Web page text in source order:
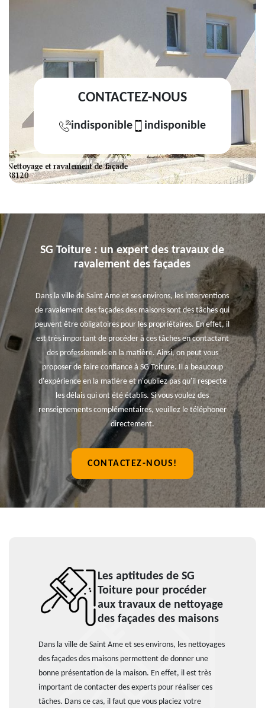
CONTACTEZ-NOUS
indisponible indisponible
SG Toiture : un expert des travaux de
ravalement des façades
Dans la ville de Saint Ame et ses environs, les interventions
de ravalement des façades des maisons sont des tâches qui
peuvent être obligatoires pour les propriétaires. En effet, il
est très important de procéder à ces tâches en contactant
des professionnels en la matière. Ainsi, on peut vous
proposer de faire confiance à SG Toiture. Il a beaucoup
d'expérience en la matière et n'oubliez pas qu'il respecte
les délais qui ont été établis. Si vous voulez des
renseignements complémentaires, veuillez le téléphoner
directement.
CONTACTEZ-NOUS!
Les aptitudes de SG
Toiture pour procéder
aux travaux de nettoyage
des façades des maisons
Dans la ville de Saint Ame et ses environs, les nettoyages
des façades des maisons permettent de donner une
bonne présentation de la maison. En effet, il est très
important de contacter des experts pour réaliser ces
tâches. Dans ce cas, il faut que vous placiez votre